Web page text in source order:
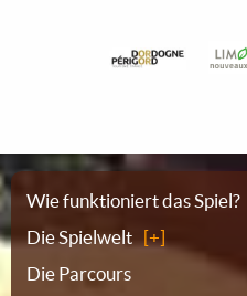
Sitemap
Wie funktioniert das Spiel?
Die Spielwelt
Die Parcours